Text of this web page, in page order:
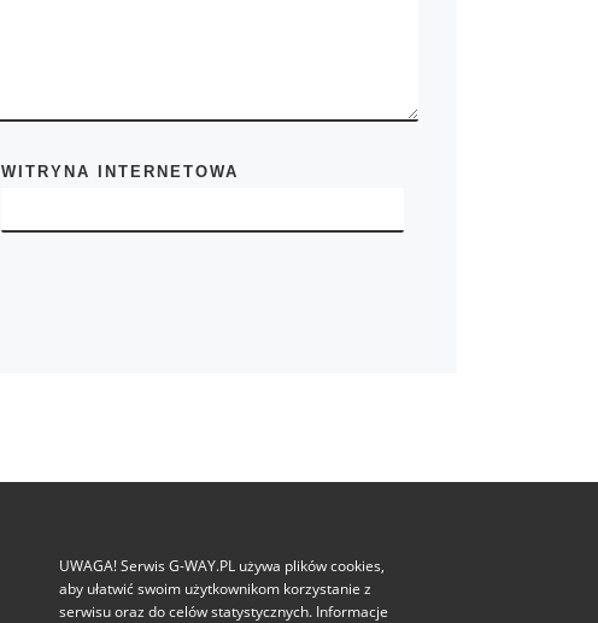
WITRYNA INTERNETOWA
UWAGA! Serwis G-WAY.PL używa plików cookies,
aby ułatwić swoim użytkownikom korzystanie z
serwisu oraz do celów statystycznych. Informacje